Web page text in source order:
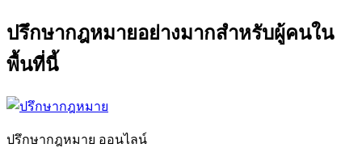
ปรึกษากฎหมายอย่างมากสำหรับผู้คนใน
พื้นที่นี้
ปรึกษากฎหมาย ออนไลน์